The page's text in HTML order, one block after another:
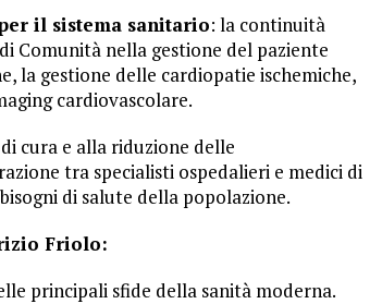
il sistema sanitario: la continuità
Comunità nella gestione del paziente
la gestione delle cardiopatie ischemiche,
cardiovascolare.
cura e alla riduzione delle
tra specialisti ospedalieri e medici di
di salute della popolazione.
Friolo:
principali sfide della sanità moderna.